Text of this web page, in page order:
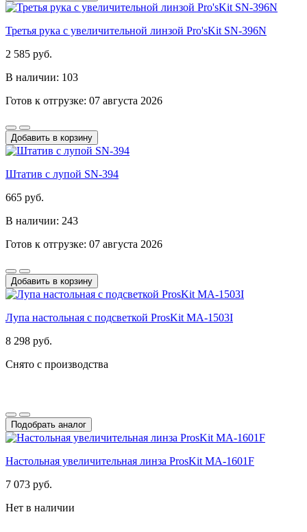
Третья рука с увеличительной линзой Pro'sKit SN-396N
2 585 руб.
В наличии: 103
Готов к отгрузке: 07 августа 2026
Добавить в корзину
Штатив с лупой SN-394
665 руб.
В наличии: 243
Готов к отгрузке: 07 августа 2026
Добавить в корзину
Лупа настольная с подсветкой ProsKit MA-1503I
8 298 руб.
Снято с производства
Подобрать аналог
Настольная увеличительная линза ProsKit MA-1601F
7 073 руб.
Нет в наличии